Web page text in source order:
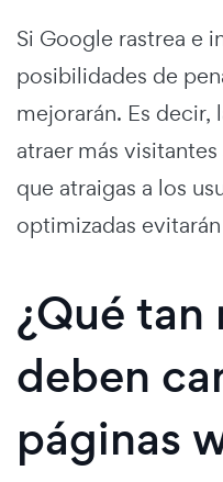
Si Google rastrea e
posibilidades de
mejorarán. Es decir,
atraer más
que atraigas a los
optimizadas
¿Qué
deben
páginas